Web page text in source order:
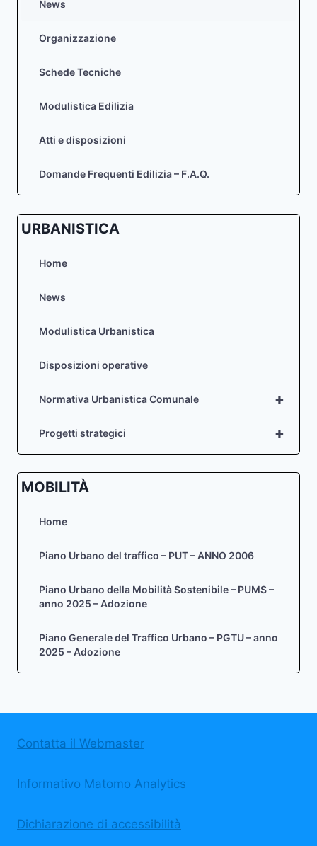
News
Organizzazione
Schede Tecniche
Modulistica Edilizia
Atti e disposizioni
Domande Frequenti Edilizia – F.A.Q.
URBANISTICA
Home
News
Modulistica Urbanistica
Disposizioni operative
+
Normativa Urbanistica Comunale
+
Progetti strategici
MOBILITÀ
Home
Piano Urbano del traffico – PUT – ANNO 2006
Piano Urbano della Mobilità Sostenibile – PUMS –
anno 2025 – Adozione
Piano Generale del Traffico Urbano – PGTU – anno
2025 – Adozione
Contatta il Webmaster
Informativo Matomo Analytics
Dichiarazione di accessibilità